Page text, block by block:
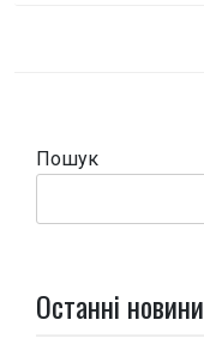
Пошук
Останні новини